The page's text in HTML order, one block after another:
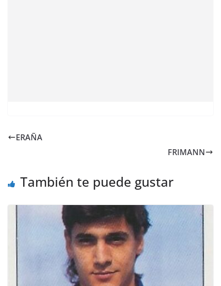
ERAÑA
FRIMANN
También te puede gustar